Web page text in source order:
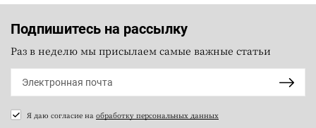
Подпишитесь на рассылку
Раз в неделю мы присылаем самые важные статьи
Я даю согласие на обработку персональных данных